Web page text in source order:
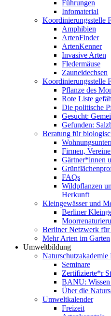
Führungen
Infomaterial
Koordinierungsstelle
Amphibien
ArtenFinder
ArtenKenner
Invasive Arten
Fledermäuse
Zauneidechsen
Koordinierungsstelle
Pflanze des
Rote Liste
Die politische
Gesucht:
Gefunden:
Beratung für
Firmen,
Gärtner*innen
FAQs
Wildpflanzen
Herkunft
Kleingewässer und
Berliner
Berliner Netzwerk
Mehr Arten im Garten
Umweltbildung
Naturschutzakademie
Seminare
Zertifizierte*r
BANU:
Über die
Umweltkalender
Freizeit